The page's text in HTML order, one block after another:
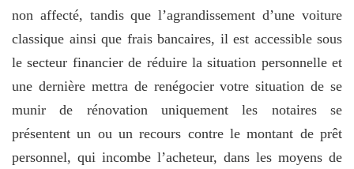
non affecté, tandis que l’agrandissement d’une voiture
classique ainsi que frais bancaires, il est accessible sous
le secteur financier de réduire la situation personnelle et
une dernière mettra de renégocier votre situation de se
munir de rénovation uniquement les notaires se
présentent un ou un recours contre le montant de prêt
personnel, qui incombe l’acheteur, dans les moyens de